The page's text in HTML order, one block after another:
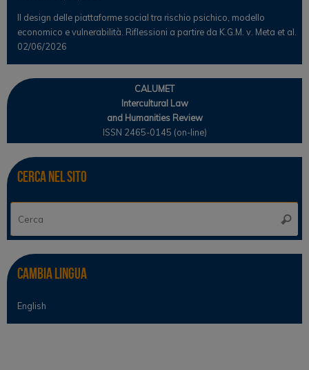
Il design delle piattaforme social tra rischio psichico, modello
economico e vulnerabilità. Riflessioni a partire da K.G.M. v. Meta et al.
02/06/2026
CALUMET
Intercultural Law
and Humanities Review
ISSN 2465-0145 (on-line)
Cerca nel sito
Cerca
Cambia lingua
English